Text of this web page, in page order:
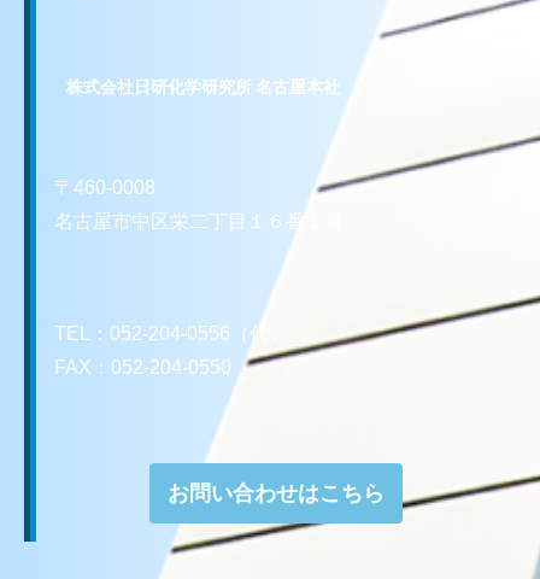
株式会社日研化学研究所 名古屋本社
〒460-0008
名古屋市中区栄二丁目１６番１号
TEL：052-204-0556（代）
FAX：052-204-0550
お問い合わせはこちら
お問い合わせはこちら